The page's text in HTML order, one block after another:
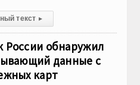
текст ▸
России обнаружил
данные с
карт